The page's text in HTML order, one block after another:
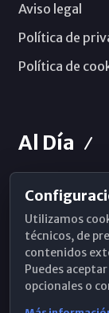
Aviso legal
Política de
Política de
Al Día
Horarios de
Hemeroteca
WhatsApp
Utilizamos
técnicos, de
contenidos
Puedes
opcionales o